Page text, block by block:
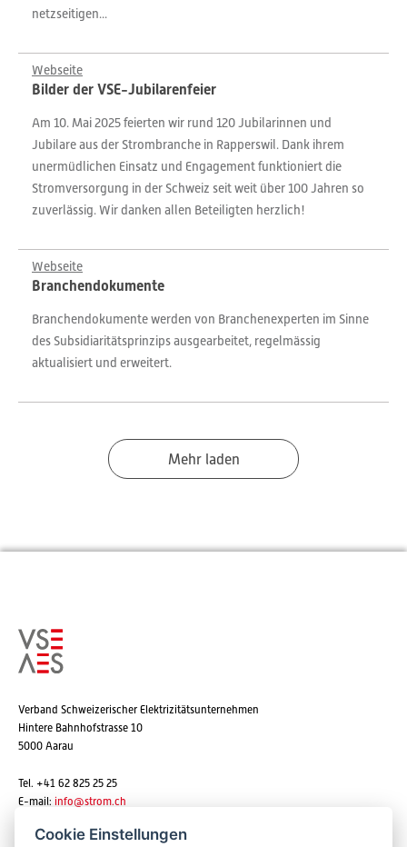
netzseitigen...
Webseite
Bilder der VSE-Jubilarenfeier
Am 10. Mai 2025 feierten wir rund 120 Jubilarinnen und
Jubilare aus der Strombranche in Rapperswil. Dank ihrem
unermüdlichen Einsatz und Engagement funktioniert die
Stromversorgung in der Schweiz seit weit über 100 Jahren so
zuverlässig. Wir danken allen Beteiligten herzlich!
Webseite
Branchendokumente
Branchendokumente werden von Branchenexperten im Sinne
des Subsidiaritätsprinzips ausgearbeitet, regelmässig
aktualisiert und erweitert.
Mehr laden
Verband Schweizerischer Elektrizitätsunternehmen
Hintere Bahnhofstrasse 10
5000 Aarau
Tel. +41 62 825 25 25
E-mail: info@strom.ch
Cookie Einstellungen